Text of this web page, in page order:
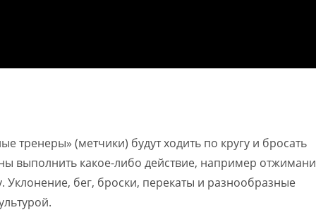
тренеры» (метчики) будут ходить по кругу и бросать
выполнить какое-либо действие, например
бег, броски, перекаты и разнообразные